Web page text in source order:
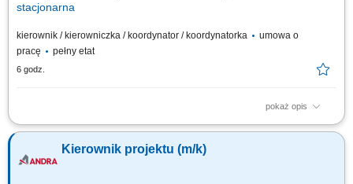
stacjonarna
kierownik / kierowniczka / koordynator / koordynatorka
umowa o
pracę
pełny etat
6 godz.
pokaż opis
Zarządzanie zespołem realizującym projekty związane z
nadzorowanie projektów dotyczących zagospodarowania i rozwoju
nieruchomości. Opracowywanie i wdrażanie zasad komercjalizacji oraz
Kierownik projektu (m/k)